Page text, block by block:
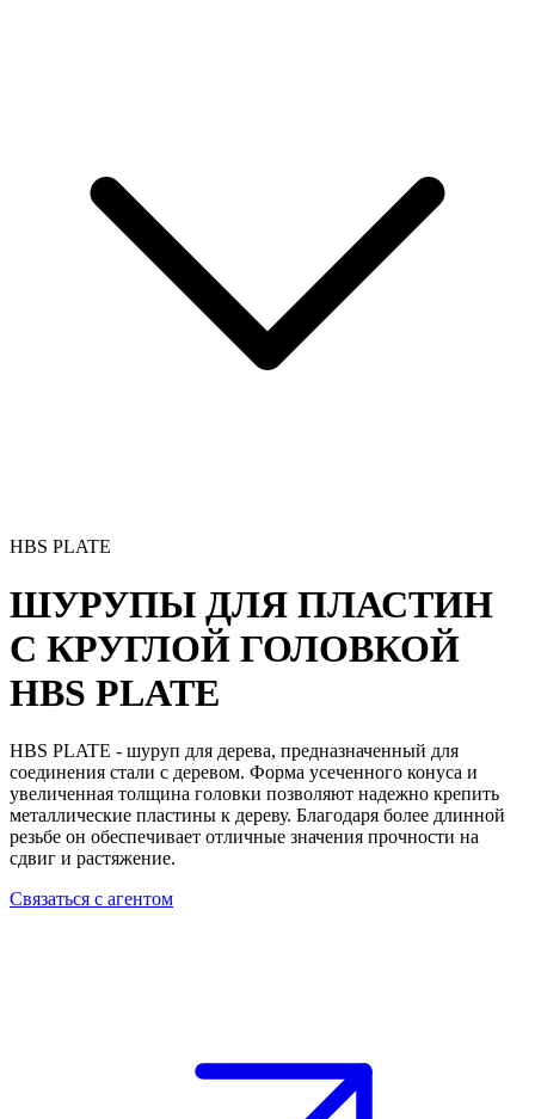
HBS PLATE
ШУРУПЫ ДЛЯ ПЛАСТИН
С КРУГЛОЙ ГОЛОВКОЙ
HBS PLATE
HBS PLATE - шуруп для дерева, предназначенный для
соединения стали с деревом. Форма усеченного конуса и
увеличенная толщина головки позволяют надежно крепить
металлические пластины к дереву. Благодаря более длинной
резьбе он обеспечивает отличные значения прочности на
сдвиг и растяжение.
Связаться с агентом